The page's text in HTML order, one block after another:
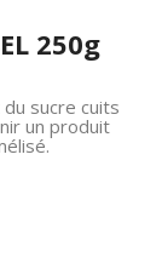
250g
sucre cuits
un produit